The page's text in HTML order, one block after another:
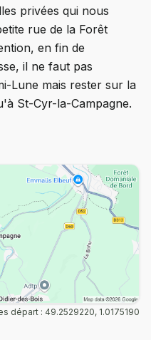
privées qui nous
rue de la Forêt
en fin de
il ne faut pas
Lune mais rester sur la
St-Cyr-la-Campagne.
départ : 49.2529220, 1.0175190